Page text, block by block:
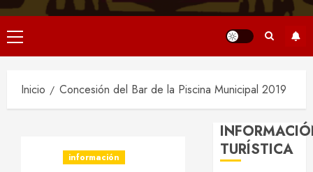
Menú
principal
Inicio Concesión del Bar de la Piscina Municipal 2019
información
TURÍSTICA